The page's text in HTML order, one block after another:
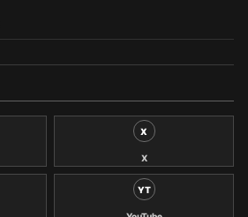
X
X
YT